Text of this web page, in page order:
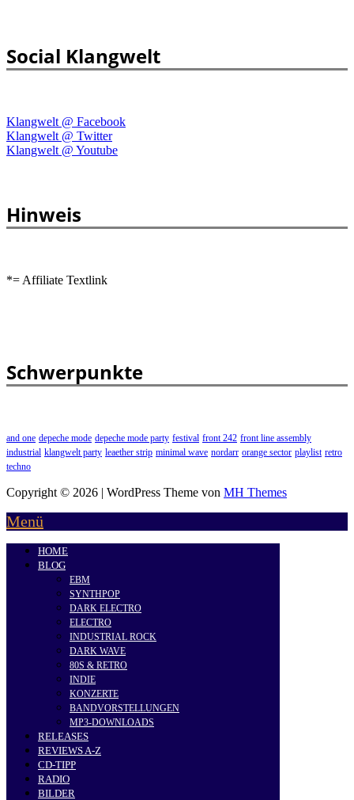
Social Klangwelt
Klangwelt @ Facebook
Klangwelt @ Twitter
Klangwelt @ Youtube
Hinweis
*= Affiliate Textlink
Schwerpunkte
and one depeche mode depeche mode party festival front 242 front line assembly
industrial klangwelt party leaether strip minimal wave nordarr orange sector playlist retro
techno
Copyright © 2026 | WordPress Theme von MH Themes
Menü
HOME
BLOG
EBM
SYNTHPOP
DARK ELECTRO
ELECTRO
INDUSTRIAL ROCK
DARK WAVE
80S & RETRO
INDIE
KONZERTE
BANDVORSTELLUNGEN
MP3-DOWNLOADS
RELEASES
REVIEWS A-Z
CD-TIPP
RADIO
BILDER